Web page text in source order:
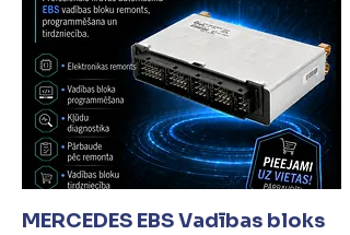
MERCEDES EBS Vadības bloks